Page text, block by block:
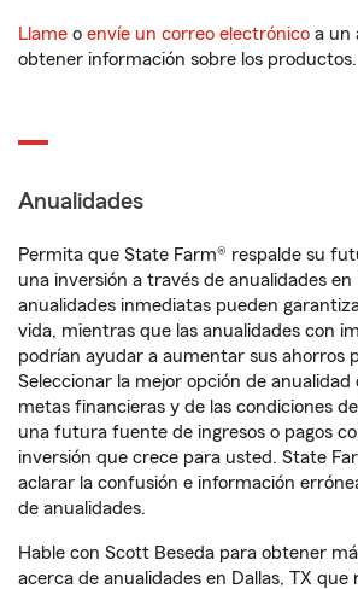
Llame o envíe un correo electrónico a un
obtener información sobre los productos.
Anualidades
Permita que State Farm® respalde su
una inversión a través de anualidades en
anualidades inmediatas pueden
vida, mientras que las anualidades con
podrían ayudar a aumentar sus ahorros
Seleccionar la mejor opción de anualidad
metas financieras y de las condiciones
una futura fuente de ingresos o pagos
inversión que crece para usted. State
aclarar la confusión e información
de anualidades.
Hable con Scott Beseda para obtener
acerca de anualidades en Dallas, TX que